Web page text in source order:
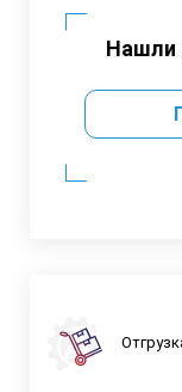
Нашли